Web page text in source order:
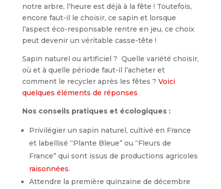
notre arbre, l’heure est déjà à la fête ! Toutefois,
encore faut-il le choisir, ce sapin et lorsque
l’aspect éco-responsable rentre en jeu, ce choix
peut devenir un véritable casse-tête !
Sapin naturel ou artificiel ? Quelle variété choisir,
où et à quelle période faut-il l’acheter et
comment le recycler après les fêtes ? Voici
quelques éléments de réponses
Nos conseils pratiques et écologiques :
Privilégier un sapin naturel, cultivé en France
et labellisé “Plante Bleue” ou “Fleurs de
France” qui sont issus de productions agricoles
raisonnées.
Attendre la première quinzaine de décembre